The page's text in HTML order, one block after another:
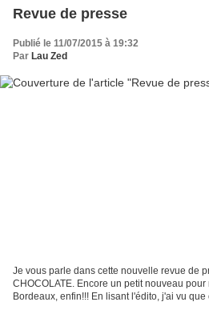
Revue de presse
Publié le 11/07/2015 à 19:32
Par Lau Zed
Je vous parle dans cette nouvelle revue de
CHOCOLATE. Encore un petit nouveau
Bordeaux, enfin!!! En lisant l'édito, j'ai vu